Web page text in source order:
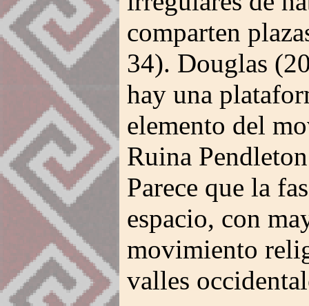
comparten
34). Douglas
hay una
elemento del
Ruina
Parece que la
espacio, con
movimiento
valles